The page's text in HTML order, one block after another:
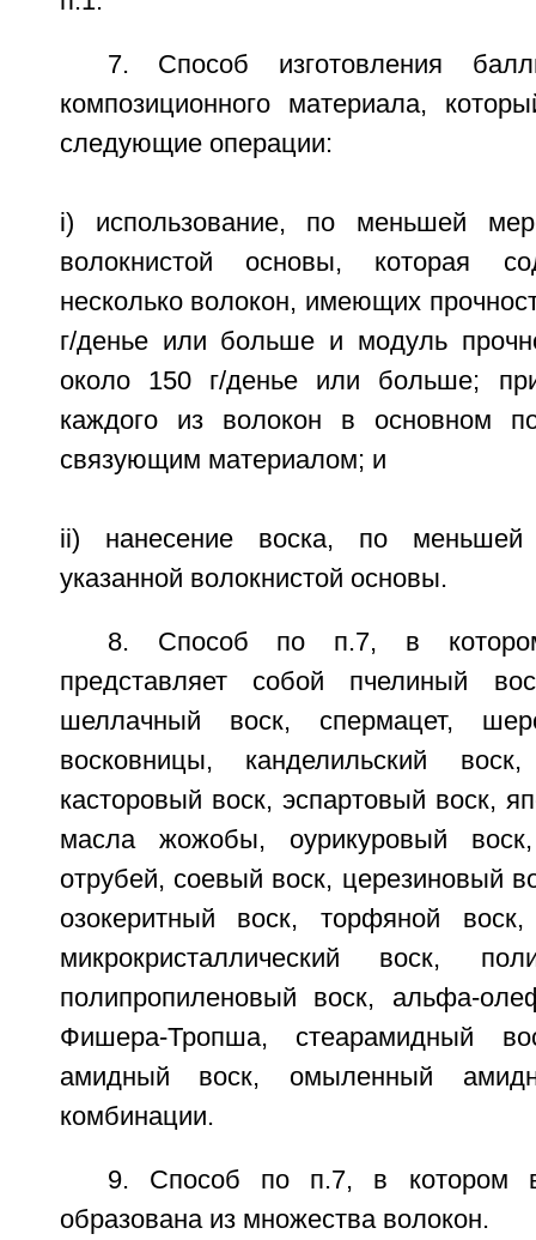
7. Способ изготовления
композиционного материала,
следующие операции:
i) использование, по меньшей
волокнистой основы, которая
несколько волокон, имеющих
г/денье или больше и модуль
около 150 г/денье или больше;
каждого из волокон в основном
связующим материалом; и
ii) нанесение воска, по
указанной волокнистой основы.
8. Способ по п.7, в
представляет собой пчелиный
шеллачный воск, спермацет,
восковницы, канделильский
касторовый воск, эспартовый воск,
масла жожобы, оурикуровый
отрубей, соевый воск, церезиновый
озокеритный воск, торфяной
микрокристаллический воск,
полипропиленовый воск, альфа-
Фишера-Тропша, стеарамидный
амидный воск, омыленный
комбинации.
9. Способ по п.7, в котором
образована из множества волокон.